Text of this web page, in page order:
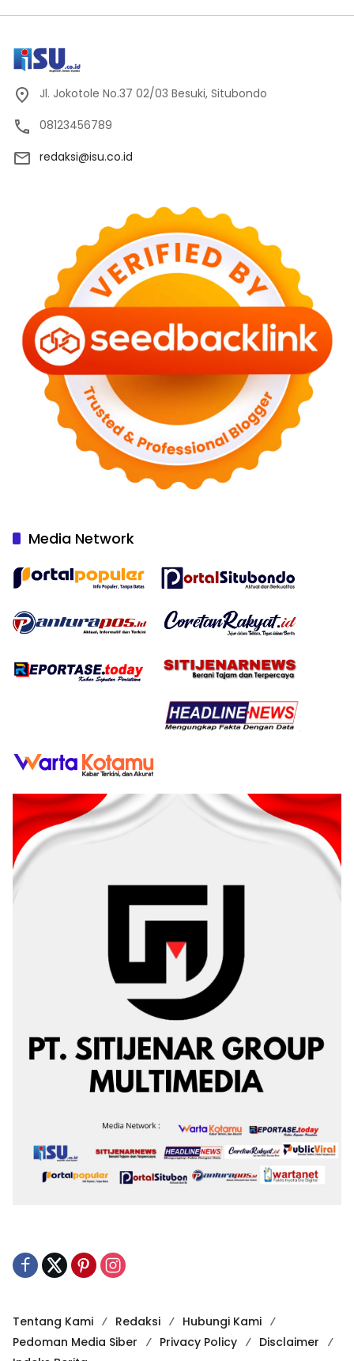
Jl. Jokotole No.37 02/03 Besuki, Situbondo
08123456789
redaksi@isu.co.id
Media Network
Tentang Kami Redaksi
Hubungi Kami
Pedoman Media Siber
Privacy Policy
Disclaimer